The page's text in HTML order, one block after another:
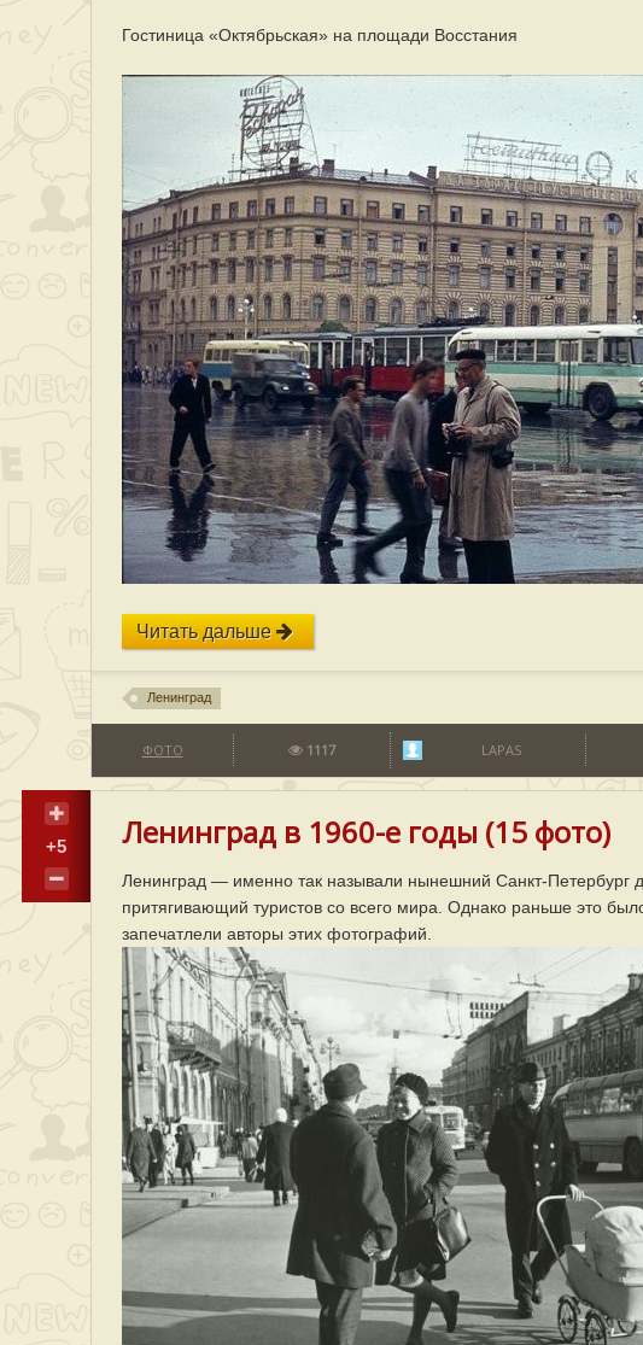
Гостиница «Октябрьская» на площади Восстания
Читать дальше
Ленинград
ФОТО 1117 LAPAS
+5 Ленинград в 1960-е годы (15 фото)
Ленинград — именно так называли нынешний Санкт-Петербург
притягивающий туристов со всего мира. Однако раньше это
запечатлели авторы этих фотографий.